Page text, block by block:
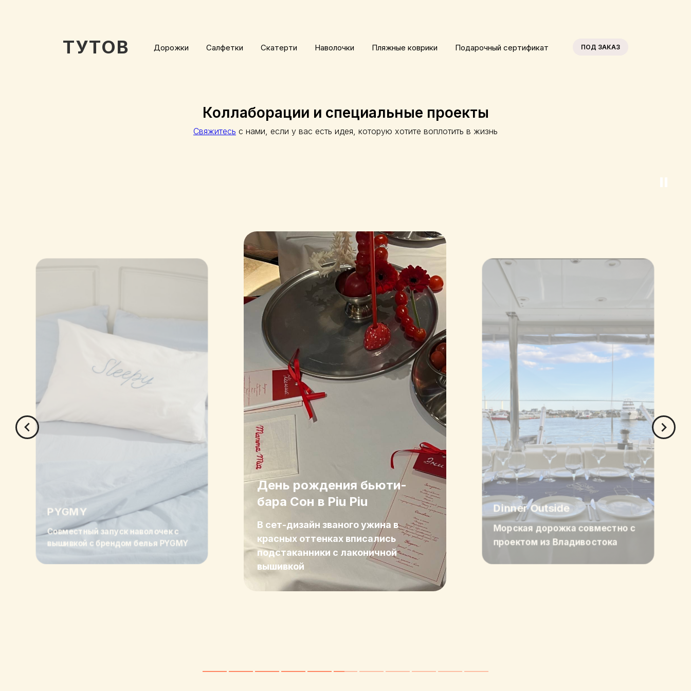
ТУТОВ Дорожки Салфетки Скатерти Наволочки Пляжные коврики Подарочный сертификат ПОД ЗАКАЗ
Коллаборации и специальные проекты
Свяжитесь с нами, если у вас есть идея, которую хотите воплотить в жизнь
PYGMY
Совместный запуск наволочек с
вышивкой с брендом белья PYGMY
День рождения бьюти-
бара Сон в Piu Piu
В сет-дизайн званого ужина в
красных оттенках вписались
подстаканники с лаконичной
вышивкой
Dinner Outside
Морская дорожка совместно с
проектом из Владивостока